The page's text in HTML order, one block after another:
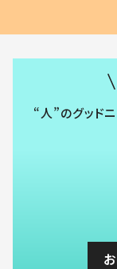
“人”のグッド